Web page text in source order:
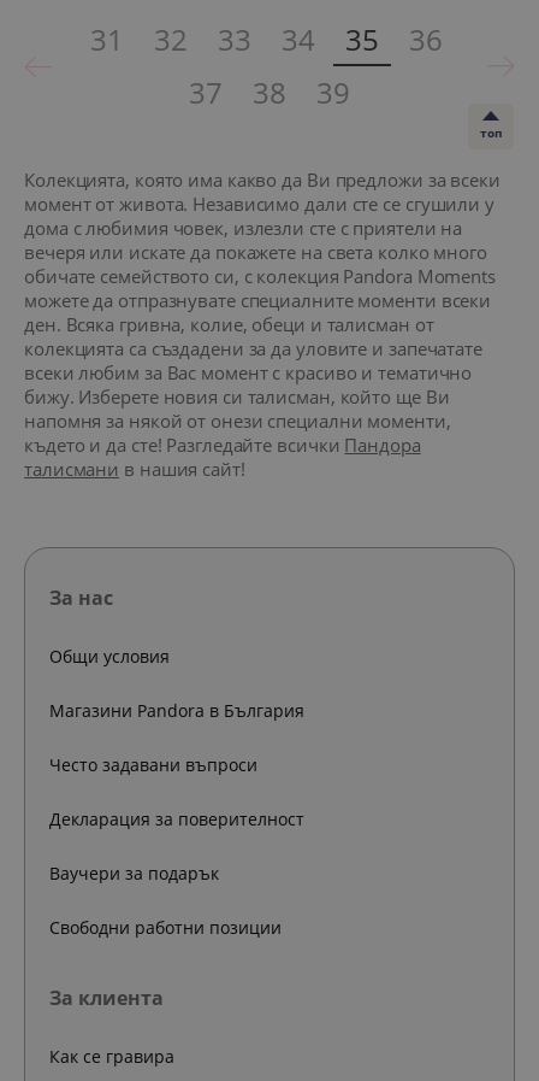
31 32 33 34 35
36
37
38 39
Колекцията, която има какво да Ви предложи за всеки
момент от живота. Независимо дали сте се сгушили у
дома с любимия човек, излезли сте с приятели на
вечеря или искате да покажете на света колко много
обичате семейството си, с колекция Pandora Moments
можете да отпразнувате специалните моменти всеки
ден. Всяка гривна, колие, обеци и талисман от
колекцията са създадени за да уловите и запечатате
всеки любим за Вас момент с красиво и тематично
бижу. Изберете новия си талисман, който ще Ви
напомня за някой от онези специални моменти,
където и да сте! Разгледайте всички Пандора
талисмани в нашия сайт!
топ
За нас
Общи условия
Магазини Pandora в България
Често задавани въпроси
Декларация за поверителност
Ваучери за подарък
Свободни работни позиции
За клиента
Как се гравира